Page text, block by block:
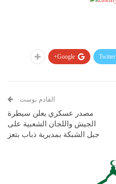
Twitter
Google+
القادم بوست
مصدر عسكري يعلن سيطرة
الجيش واللجان الشعبية على
جبل الشبكة بمديرية ذباب بتعز